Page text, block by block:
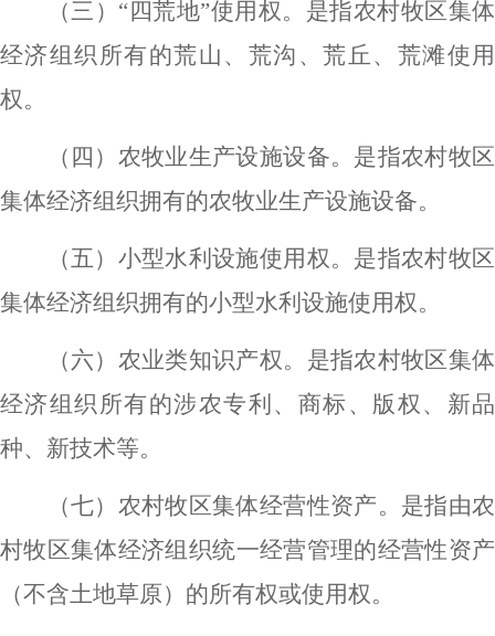
（三） “四荒地”使用权。是指农村牧区集体
经济组织所有的荒山、荒沟、荒丘、荒滩使用
权。
（四）农牧业生产设施设备。是指农村牧区
集体经济组织拥有的农牧业生产设施设备。
（五）小型水利设施使用权。是指农村牧区
集体经济组织拥有的小型水利设施使用权。
（六）农业类知识产权。是指农村牧区集体
经济组织所有的涉农专利、商标、版权、新品
种、新技术等。
（七）农村牧区集体经营性资产。是指由农
村牧区集体经济组织统一经营管理的经营性资产
（不含土地草原）的所有权或使用权。